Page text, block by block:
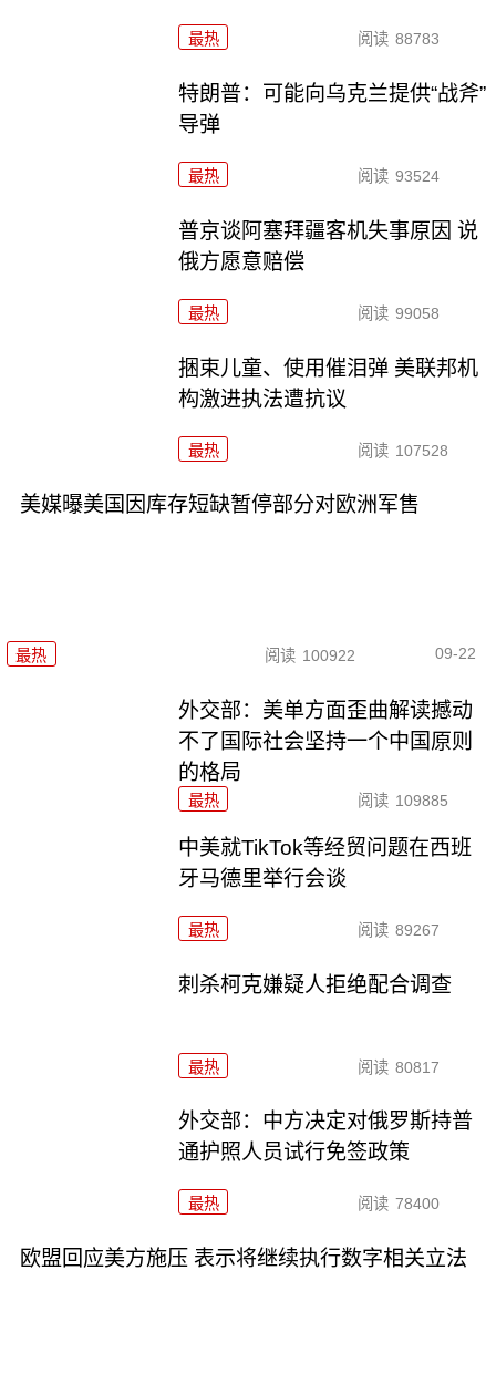
最热 阅读 88783
特朗普：可能向乌克兰提供“战斧”
导弹
最热 阅读 93524
普京谈阿塞拜疆客机失事原因 说
俄方愿意赔偿
最热 阅读 99058
捆束儿童、使用催泪弹 美联邦机
构激进执法遭抗议
最热 阅读 107528
美媒曝美国因库存短缺暂停部分对欧洲军售
最热 阅读 100922 09-22
外交部：美单方面歪曲解读撼动
不了国际社会坚持一个中国原则
的格局
最热 阅读 109885
中美就TikTok等经贸问题在西班
牙马德里举行会谈
最热 阅读 89267
刺杀柯克嫌疑人拒绝配合调查
最热 阅读 80817
外交部：中方决定对俄罗斯持普
通护照人员试行免签政策
最热 阅读 78400
欧盟回应美方施压 表示将继续执行数字相关立法